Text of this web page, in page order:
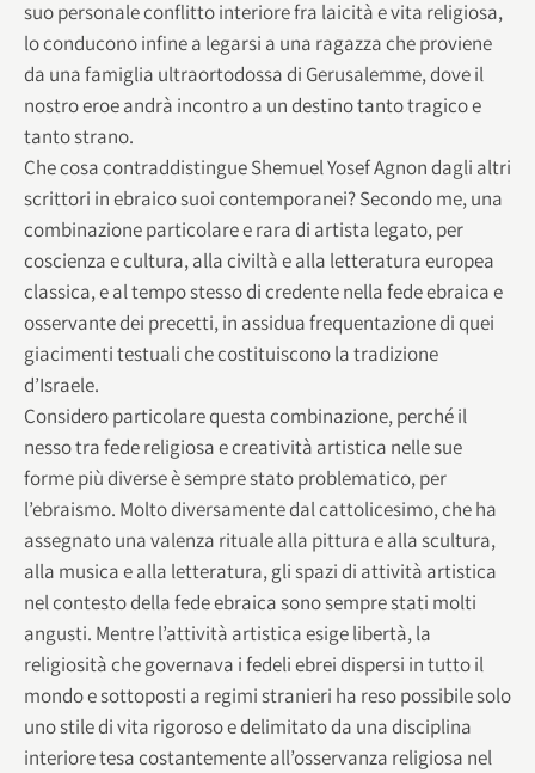
suo personale conflitto interiore fra laicità e vita religiosa,
lo conducono infine a legarsi a una ragazza che proviene
da una famiglia ultraortodossa di Gerusalemme, dove il
nostro eroe andrà incontro a un destino tanto tragico e
tanto strano.
Che cosa contraddistingue Shemuel Yosef Agnon dagli altri
scrittori in ebraico suoi contemporanei? Secondo me, una
combinazione particolare e rara di artista legato, per
coscienza e cultura, alla civiltà e alla letteratura europea
classica, e al tempo stesso di credente nella fede ebraica e
osservante dei precetti, in assidua frequentazione di quei
giacimenti testuali che costituiscono la tradizione
d’Israele.
Considero particolare questa combinazione, perché il
nesso tra fede religiosa e creatività artistica nelle sue
forme più diverse è sempre stato problematico, per
l’ebraismo. Molto diversamente dal cattolicesimo, che ha
assegnato una valenza rituale alla pittura e alla scultura,
alla musica e alla letteratura, gli spazi di attività artistica
nel contesto della fede ebraica sono sempre stati molti
angusti. Mentre l’attività artistica esige libertà, la
religiosità che governava i fedeli ebrei dispersi in tutto il
mondo e sottoposti a regimi stranieri ha reso possibile solo
uno stile di vita rigoroso e delimitato da una disciplina
interiore tesa costantemente all’osservanza religiosa nel